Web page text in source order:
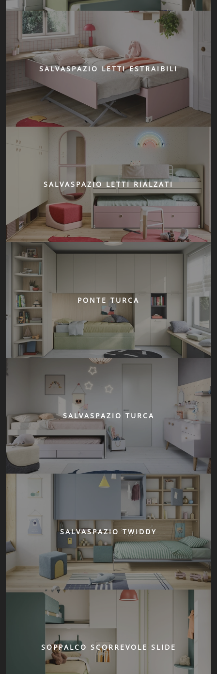
SALVASPAZIO LETTI ESTRAIBILI
SALVASPAZIO LETTI RIALZATI
PONTE TURCA
SALVASPAZIO TURCA
SALVASPAZIO TWIDDY
SOPPALCO SCORREVOLE SLIDE